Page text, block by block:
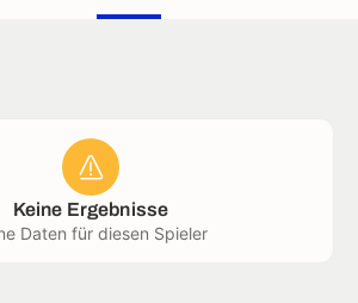
Keine Ergebnisse
Daten für diesen Spieler